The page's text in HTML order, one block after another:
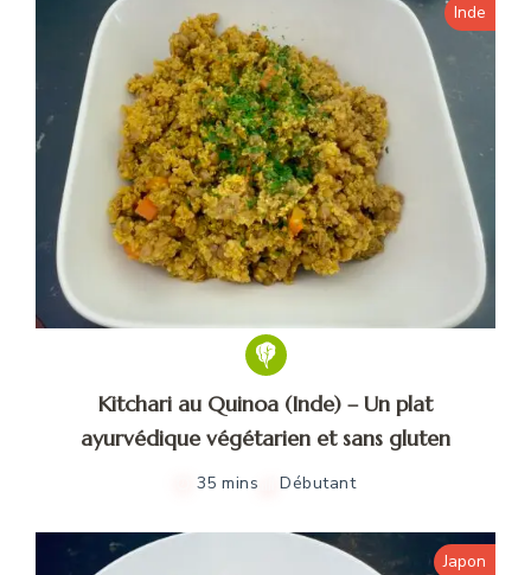
Inde
Kitchari au Quinoa (Inde) – Un plat
ayurvédique végétarien et sans gluten
35 mins Débutant
Japon